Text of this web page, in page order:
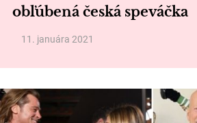
obľúbená česká speváčka
11. januára 2021